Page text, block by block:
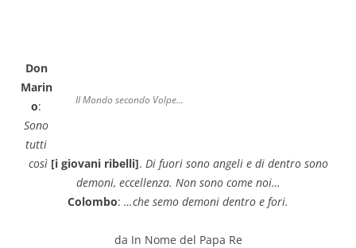
Il Mondo secondo Volpe...
Don
Marin
o:
Sono
tutti
così [i giovani ribelli]. Di fuori sono angeli e di dentro sono
demoni, eccellenza. Non sono come noi…
Colombo: …che semo demoni dentro e fori.
da In Nome del Papa Re